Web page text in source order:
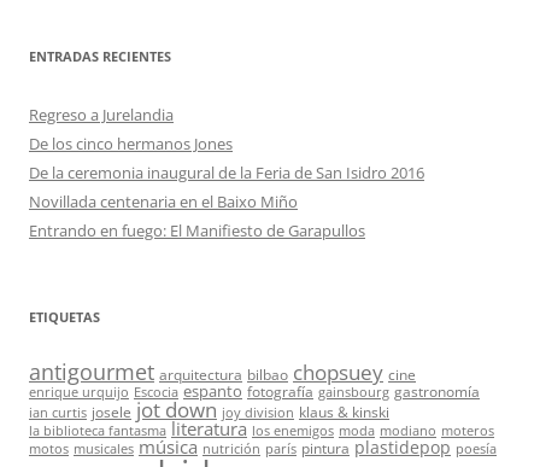
ENTRADAS RECIENTES
Regreso a Jurelandia
De los cinco hermanos Jones
De la ceremonia inaugural de la Feria de San Isidro 2016
Novillada centenaria en el Baixo Miño
Entrando en fuego: El Manifiesto de Garapullos
ETIQUETAS
antigourmet arquitectura bilbao chopsuey cine
enrique urquijo Escocia espanto fotografía gainsbourg gastronomía
ian curtis josele jot down joy division klaus & kinski
la biblioteca fantasma literatura los enemigos moda modiano moteros
motos musicales música nutrición parís pintura plastidepop poesía